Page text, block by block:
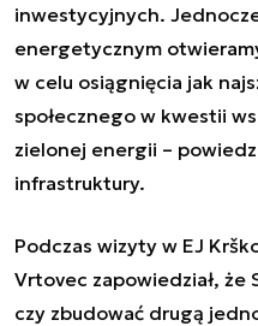
inwestycyjnych.
energetycznym
w celu osiągnięcia jak
społecznego w kwestii
zielonej energii –
infrastruktury.
Podczas wizyty w EJ
Vrtovec zapowiedział, że
czy zbudować drugą